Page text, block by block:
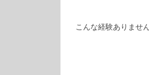
こんな経験ありませ